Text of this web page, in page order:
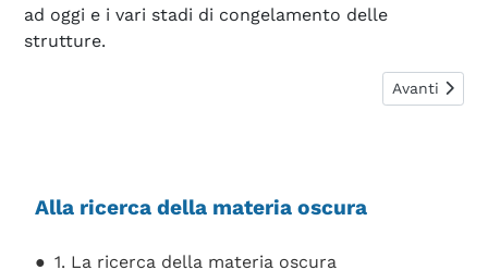
ad oggi e i vari stadi di congelamento delle
strutture.
Articolo
Avanti
Alla ricerca della materia oscura
1. La ricerca della materia oscura